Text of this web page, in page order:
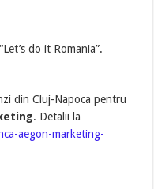
do it Romania”.
din Cluj-Napoca pentru
. Detalii la
aegon-marketing-